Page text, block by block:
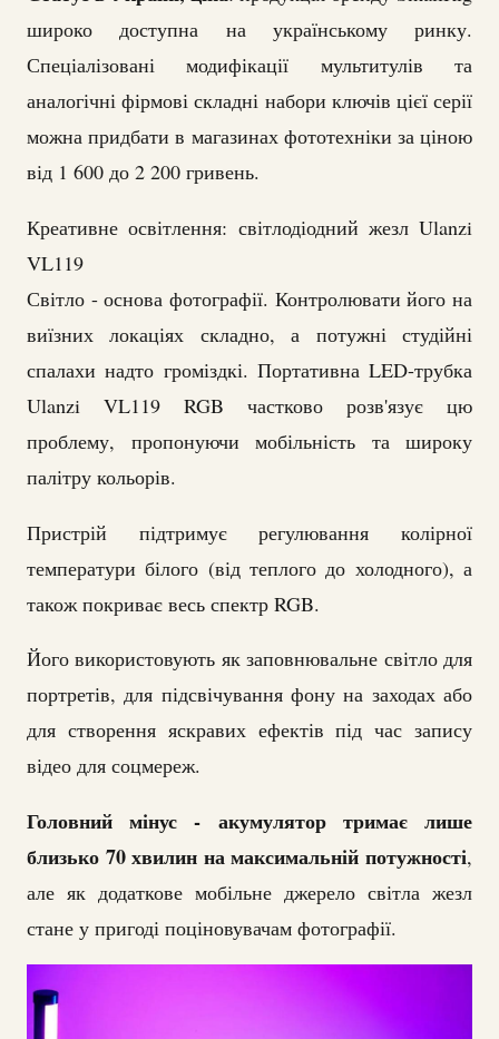
широко доступна на українському ринку.
Спеціалізовані модифікації мультитулів та
аналогічні фірмові складні набори ключів цієї серії
можна придбати в магазинах фототехніки за ціною
від 1 600 до 2 200 гривень.
Креативне освітлення: світлодіодний жезл Ulanzi
VL119
Світло - основа фотографії. Контролювати його на
виїзних локаціях складно, а потужні студійні
спалахи надто громіздкі. Портативна LED-трубка
Ulanzi VL119 RGB частково розв'язує цю
проблему, пропонуючи мобільність та широку
палітру кольорів.
Пристрій підтримує регулювання колірної
температури білого (від теплого до холодного), а
також покриває весь спектр RGB.
Його використовують як заповнювальне світло для
портретів, для підсвічування фону на заходах або
для створення яскравих ефектів під час запису
відео для соцмереж.
Головний мінус - акумулятор тримає лише
близько 70 хвилин на максимальній потужності,
але як додаткове мобільне джерело світла жезл
стане у пригоді поціновувачам фотографії.